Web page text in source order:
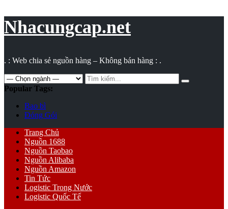
Nhacungcap.net
. : Web chia sẻ nguồn hàng – Không bán hàng : .
Search
for:
Popular Tags:
Bao bì
Đóng Gói
Primary
Menu
Trang Chủ
Nguồn 1688
Nguồn Taobao
Nguồn Alibaba
Nguồn Amazon
Tin Tức
Logistic Trong Nước
Logistic Quốc Tế